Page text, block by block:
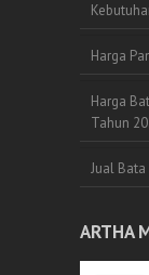
Harga
Harga
Tahun
Jual
ARTHA